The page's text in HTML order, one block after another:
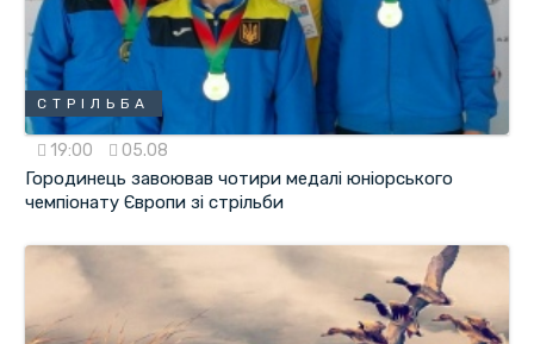
СТРІЛЬБА
19:00 05.08
Городинець завоював чотири медалі юніорського
чемпіонату Європи зі стрільби